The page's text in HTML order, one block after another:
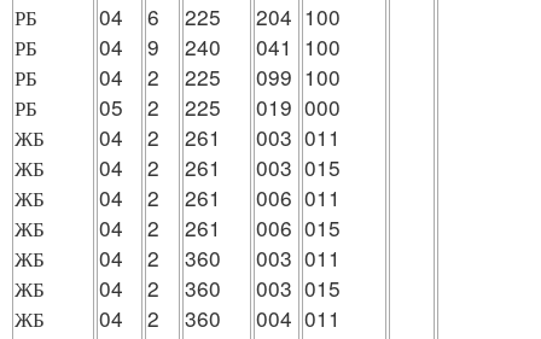
РБ
РБ
РБ
РБ
ЖБ
ЖБ
ЖБ
ЖБ
ЖБ
ЖБ
ЖБ
04
04
04
05
04
04
04
04
04
04
04
6
9
2
2
2
2
2
2
2
2
2
225
240
225
225
261
261
261
261
360
360
360
204
041
099
019
003
003
006
006
003
003
004
100
100
100
000
011
015
011
015
011
015
011